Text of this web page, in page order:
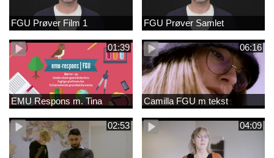
FGU Prøver Film 1 FGU Prøver Samlet
01:39
EMU Respons m. Tina
06:16
Camilla FGU m tekst
02:53 04:09